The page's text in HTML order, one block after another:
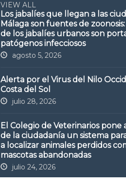
VIEW ALL
Los jabalíes que llegan a las
Málaga son fuentes de
de los jabalíes urbanos son
patógenos infecciosos
agosto 5, 2026
Alerta por el Virus del Nilo
Costa del Sol
julio 28, 2026
El Colegio de Veterinarios pone
de la ciudadanía un sistema
a localizar animales perdidos
mascotas abandonadas
julio 24, 2026